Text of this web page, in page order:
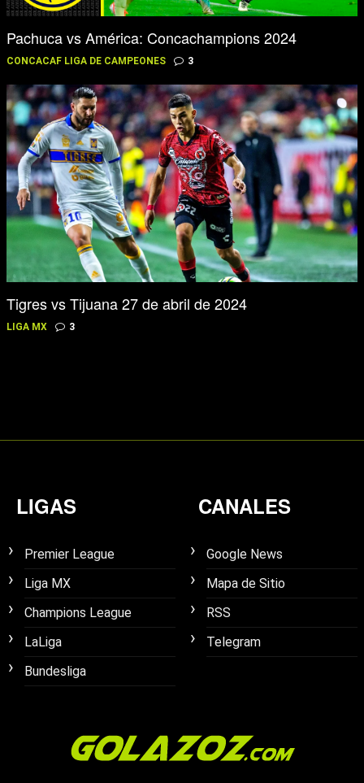
Pachuca vs América: Concachampions 2024
CONCACAF LIGA DE CAMPEONES 3
Tigres vs Tijuana 27 de abril de 2024
LIGA MX 3
LIGAS
Premier League
Liga MX
Champions League
LaLiga
Bundesliga
CANALES
Google News
Mapa de Sitio
RSS
Telegram